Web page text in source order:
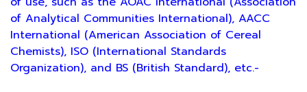
of Analytical Communities International), AACC
International (American Association of Cereal
Chemists), ISO (International Standards
Organization), and BS (British Standard), etc.-